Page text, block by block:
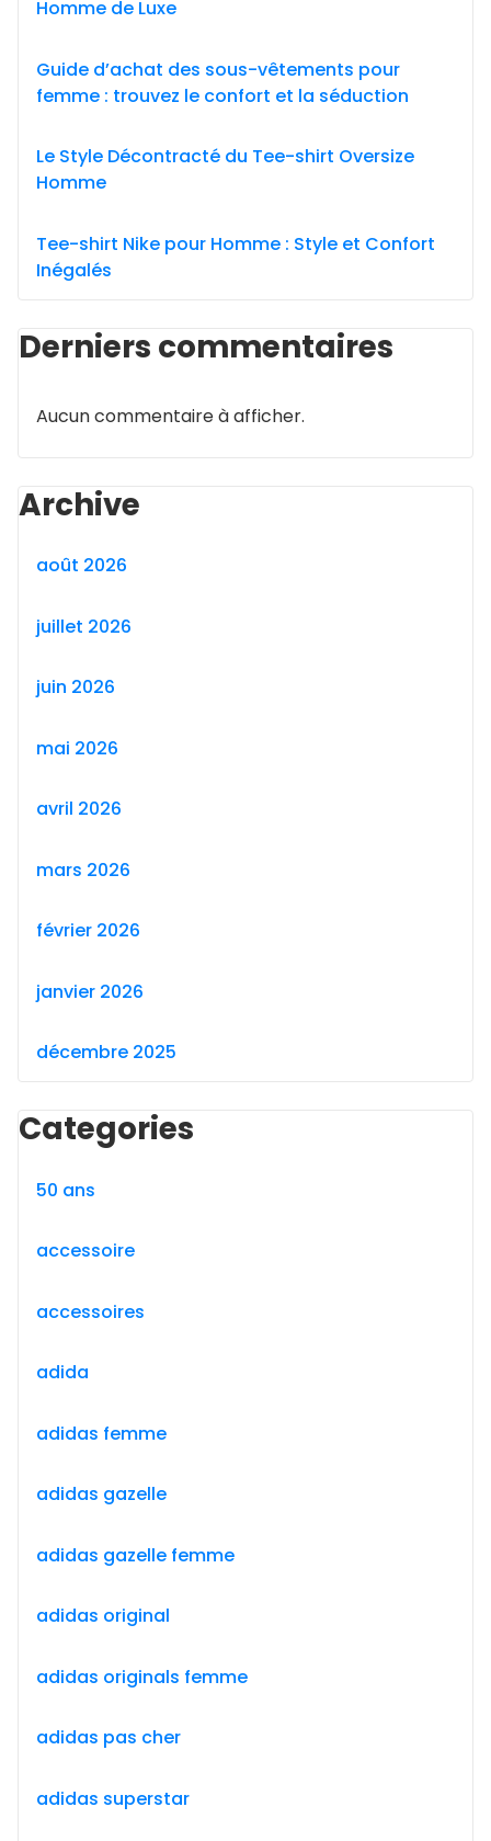
Homme de Luxe
Guide d’achat des sous-vêtements pour
femme : trouvez le confort et la séduction
Le Style Décontracté du Tee-shirt Oversize
Homme
Tee-shirt Nike pour Homme : Style et Confort
Inégalés
Derniers commentaires
Aucun commentaire à afficher.
Archive
août 2026
juillet 2026
juin 2026
mai 2026
avril 2026
mars 2026
février 2026
janvier 2026
décembre 2025
Categories
50 ans
accessoire
accessoires
adida
adidas femme
adidas gazelle
adidas gazelle femme
adidas original
adidas originals femme
adidas pas cher
adidas superstar